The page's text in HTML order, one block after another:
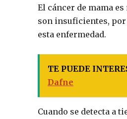
El cáncer de mama
son insuficientes,
esta enfermedad.
TE PUEDE
Dafne
Cuando se detecta a